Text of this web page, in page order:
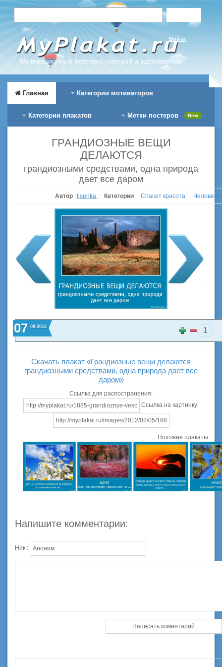
Мотивационные постеры, настрой и вдохновение
Войти
Главная Категории мотиваторов
Категории плакатов Метки постеров New
ГРАНДИОЗНЫЕ ВЕЩИ
ДЕЛАЮТСЯ
грандиозными средствами, одна природа
дает все даром
Автор lisenka Категории Спасет красота
07 08 2012 1
Скачать плакат «Грандиозные вещи делаются
грандиозными средствами, одна природа дает все
даром»
Ссылка для распостранения:
Ссылка на картинку:
Похожие плакаты:
Напишите комментарии:
Ник :